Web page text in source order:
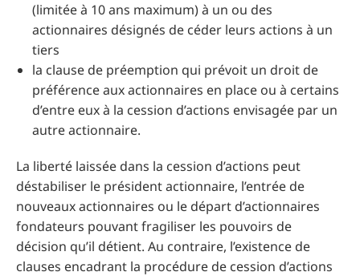
(limitée à 10 ans maximum) à un ou des
actionnaires désignés de céder leurs actions à un
tiers
la clause de préemption qui prévoit un droit de
préférence aux actionnaires en place ou à certains
d’entre eux à la cession d’actions envisagée par un
autre actionnaire.
La liberté laissée dans la cession d’actions peut
déstabiliser le président actionnaire, l’entrée de
nouveaux actionnaires ou le départ d’actionnaires
fondateurs pouvant fragiliser les pouvoirs de
décision qu’il détient. Au contraire, l’existence de
clauses encadrant la procédure de cession d’actions